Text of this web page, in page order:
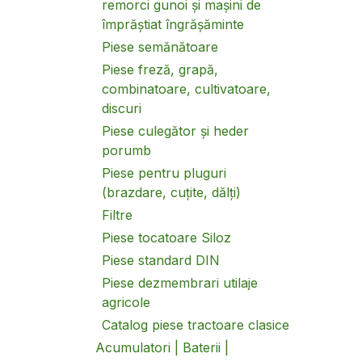
remorci gunoi și mașini de
împrăștiat îngrășăminte
Piese semănătoare
Piese freză, grapă,
combinatoare, cultivatoare,
discuri
Piese culegător și heder
porumb
Piese pentru pluguri
(brazdare, cuțite, dălți)
Filtre
Piese tocatoare Siloz
Piese standard DIN
Piese dezmembrari utilaje
agricole
Catalog piese tractoare clasice
Acumulatori | Baterii |